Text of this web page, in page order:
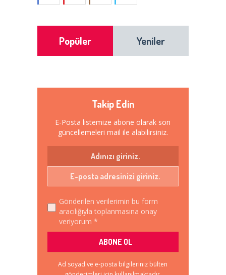
Popüler Yeniler
Takip Edin
E-Posta listemize abone olarak son
güncellemeleri mail ile alabilirsiniz.
Gönderilen verilerimin bu form
aracılığıyla toplanmasına onay
veriyorum *
Ad soyad ve e-posta bilgileriniz bülten